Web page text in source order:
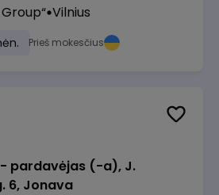
Vilnius
Prieš mokesčius
pardavėjas (-a), J.
6, Jonava